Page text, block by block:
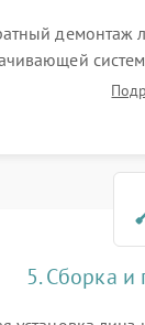
демонтаж
Осмотр
5. Сборка и